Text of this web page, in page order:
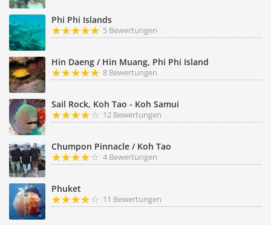
Phi Phi Islands
5 Bewertungen
Hin Daeng / Hin Muang, Phi Phi Island
8 Bewertungen
Sail Rock, Koh Tao - Koh Samui
12 Bewertungen
Chumpon Pinnacle / Koh Tao
4 Bewertungen
Phuket
11 Bewertungen